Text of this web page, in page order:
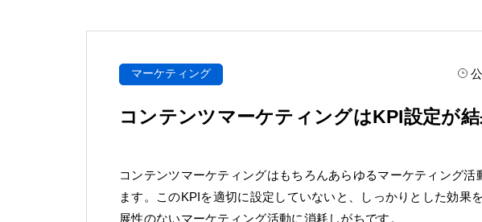
マーケティング
コンテンツマーケティングはKPI設定が
コンテンツマーケティングはもちろんあらゆるマーケティング
ます。このKPIを適切に設定していないと、しっかりとした効果
展性のないマーケティング活動に消耗しがちです。